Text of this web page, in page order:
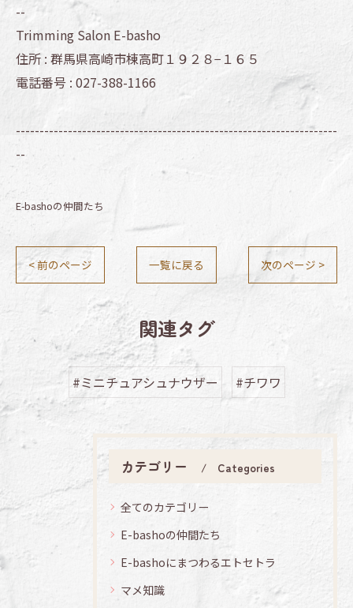
--
Trimming Salon E-basho
住所 : 群馬県高崎市棟高町１９２８−１６５
電話番号 : 027-388-1166
--------------------------------------------------------------------
--
E-bashoの仲間たち
< 前のページ 一覧に戻る 次のページ >
関連タグ
#ミニチュアシュナウザー #チワワ
カテゴリー Categories
全てのカテゴリー
E-bashoの仲間たち
E-bashoにまつわるエトセトラ
マメ知識